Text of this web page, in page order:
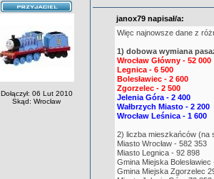
Dołączył: 06 Lut 2010
Skąd: Wrocław
janox79 napisał/a:
Więc najnowsze dane z
1) dobowa wymiana
Wrocław Główny - 52 000
Legnica - 6 500
Bolesławiec - 2 600
Zgorzelec - 2 500
Jelenia Góra - 2 400
Wałbrzych Miasto - 2 200
Wrocław Leśnica - 1 600
2) liczba mieszkańców (na
Miasto Wrocław - 582 353
Miasto Legnica - 92 898
Gmina Miejska Bolesławiec
Gmina Miejska Zgorzelec